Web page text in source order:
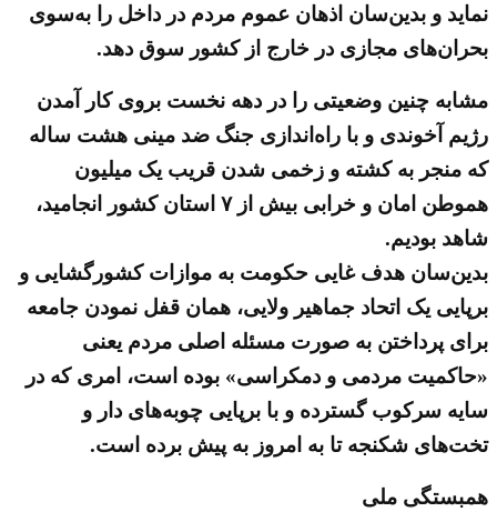
نماید و بدین‌سان اذهان عموم مردم در داخل را به‌سوی
بحران‌های مجازی در خارج از کشور سوق دهد.
مشابه چنین وضعیتی را در دهه نخست بروی کار آمدن
رژیم آخوندی و با راه‌اندازی جنگ ضد مینی هشت ساله
که منجر به کشته و زخمی شدن قریب یک میلیون
هموطن امان و خرابی بیش از ۷ استان کشور انجامید،
شاهد بودیم.
بدین‌سان هدف غایی حکومت به موازات کشورگشایی و
برپایی یک اتحاد جماهیر ولایی، همان قفل نمودن جامعه
برای پرداختن به صورت مسئله اصلی مردم یعنی
«حاکمیت مردمی و دمکراسی» بوده است، امری که در
سایه سرکوب گسترده و با برپایی چوبه‌های دار و
تخت‌های شکنجه تا به امروز به پیش برده است.
همبستگی ملی